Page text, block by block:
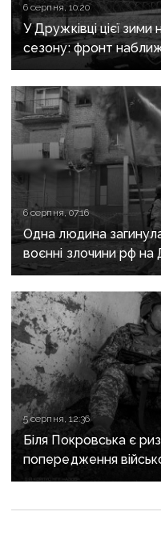
6 серпня, 10:20
У Дружківці цієї
сезону: фронт
критично зруйнована
6 серпня, 07:16
Одна людина
воєнні злочини рф на
5 серпня, 12:36
Біля Покровська є
попередження
боїв на напрямку